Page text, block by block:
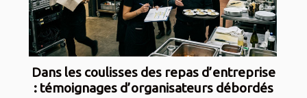
Dans les coulisses des repas d’entreprise
: témoignages d’organisateurs débordés